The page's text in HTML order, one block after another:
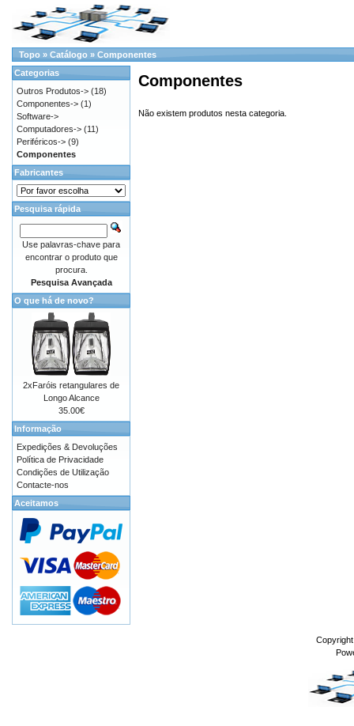
Topo » Catálogo » Componentes
Componentes
Não existem produtos nesta categoria.
Categorias
Outros Produtos-> (18)
Componentes-> (1)
Software->
Computadores-> (11)
Periféricos-> (9)
Componentes
Fabricantes
Pesquisa rápida
Use palavras-chave para
encontrar o produto que
procura.
Pesquisa Avançada
O que há de novo?
2xFaróis retangulares de
Longo Alcance
35.00€
Informação
Expedições & Devoluções
Política de Privacidade
Condições de Utilização
Contacte-nos
Aceitamos